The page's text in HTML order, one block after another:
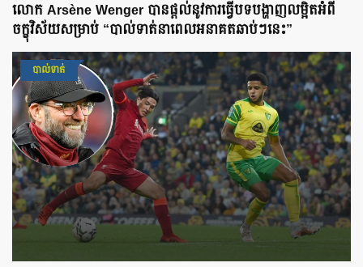
លោក Arsène Wenger បានផ្តល់នូវការធ្វើបទបង្ហាញលម្អិតអំពី
ចក្ខុវិស័យសម្រាប់ “បាល់ទាត់នាពេលអនាគតឆាប់ៗនេះ”
បាល់ទាត់